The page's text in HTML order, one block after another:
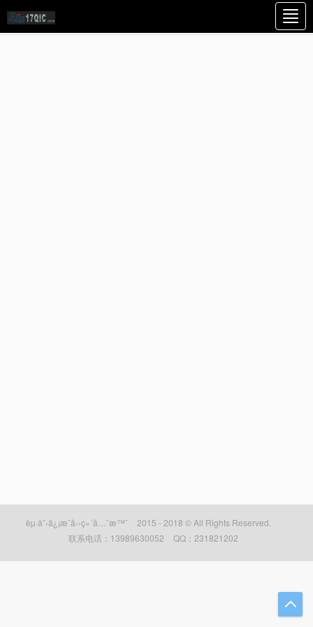
切
换
等级 排序

èµ·åˆ›ä¿¡æ¯å››ç»´å…¨æ™¯
2015 - 2018 © All Rights Reserved.
联系电话：13989630052
QQ：231821202